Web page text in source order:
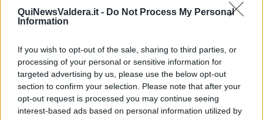
QuiNewsValdera.it - Do Not Process My Personal
Information
If you wish to opt-out of the sale, sharing to third parties, or
processing of your personal or sensitive information for
targeted advertising by us, please use the below opt-out
section to confirm your selection. Please note that after your
opt-out request is processed you may continue seeing
interest-based ads based on personal information utilized by
potrebbe essere una prima domenica del mese litigiosa. Nei giorni
seguenti dovrebbe migliorare la situazione. Buone possibilitá nel
del mese. Se non hai un partner, l’occasione migliore, per trovare la
persona giusta, sará dopo il 23 maggio, con l’entrata di Venere nel
segno dei Gemelli. Il 26 maggio ci arriverá pure Giove, quindi avrai
ambedue pianeti benefici dalla tua parte. Ottima probabilitá di
concludere affari vantaggiosi, se hai un’azienda, nell’ultima
settimana del mese.